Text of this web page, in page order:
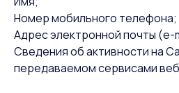
Номер мобильного телефона;
Адрес электронной почты (e-
Сведения об активности на
передаваемом сервисами